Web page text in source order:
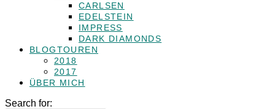
CARLSEN
EDELSTEIN
IMPRESS
DARK DIAMONDS
BLOGTOUREN
2018
2017
ÜBER MICH
Search for: